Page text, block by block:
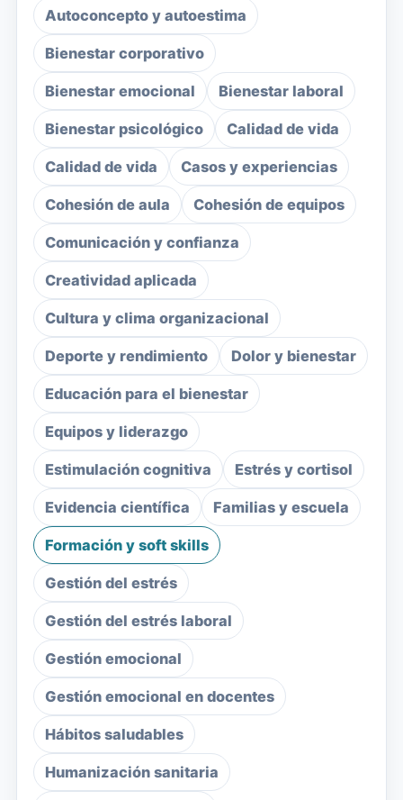
Autoconcepto y autoestima
Bienestar corporativo
Bienestar emocional Bienestar laboral
Bienestar psicológico Calidad de vida
Calidad de vida Casos y experiencias
Cohesión de aula Cohesión de equipos
Comunicación y confianza
Creatividad aplicada
Cultura y clima organizacional
Deporte y rendimiento Dolor y bienestar
Educación para el bienestar
Equipos y liderazgo
Estimulación cognitiva Estrés y cortisol
Evidencia científica Familias y escuela
Formación y soft skills
Gestión del estrés
Gestión del estrés laboral
Gestión emocional
Gestión emocional en docentes
Hábitos saludables
Humanización sanitaria